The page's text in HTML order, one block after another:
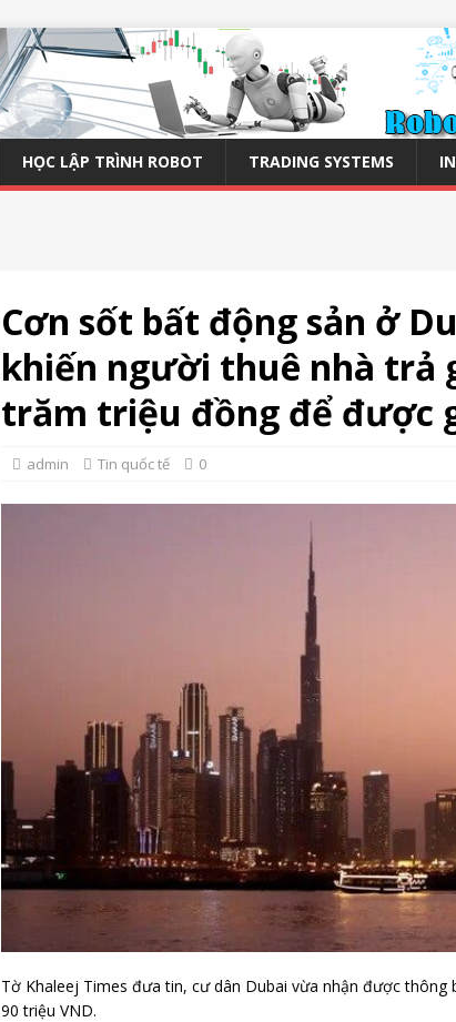
HỌC LẬP TRÌNH ROBOT TRADING SYSTEMS
Cơn sốt bất động sản ở
khiến người thuê nhà trả
trăm triệu đồng để được
admin Tin quốc tế 0
Tờ Khaleej Times đưa tin, cư dân Dubai vừa nhận được
90 triệu VND.